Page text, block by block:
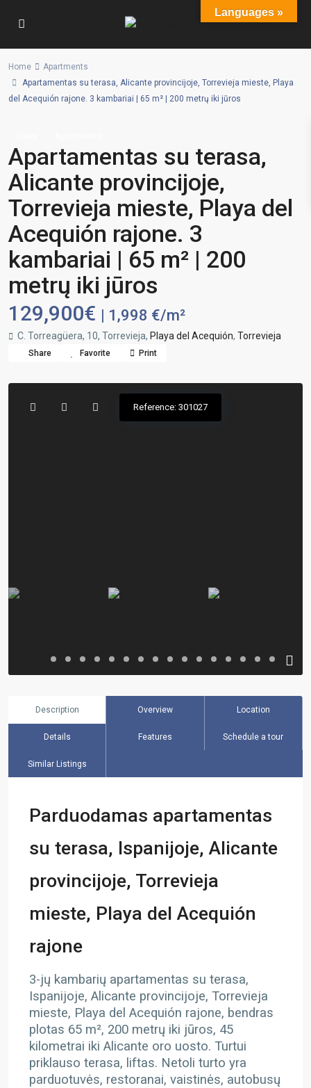
Home
Apartments
Apartamentas su terasa, Alicante provincijoje, Torrevieja mieste, Playa
del Acequión rajone. 3 kambariai | 65 m² | 200 metrų iki jūros
Apartamentas su terasa,
Alicante provincijoje,
Torrevieja mieste, Playa del
Acequión rajone. 3
kambariai | 65 m² | 200
metrų iki jūros
129,900€ | 1,998 €/m²
C. Torreagüera, 10, Torrevieja, Playa del Acequión, Torrevieja
Share Favorite Print
Reference: 301027
Description Overview Location
Details Features Schedule a tour
Similar Listings
Parduodamas apartamentas
su terasa, Ispanijoje, Alicante
provincijoje, Torrevieja
mieste, Playa del Acequión
rajone
3-jų kambarių apartamentas su terasa,
Ispanijoje, Alicante provincijoje, Torrevieja
mieste, Playa del Acequión rajone, bendras
plotas 65 m², 200 metrų iki jūros, 45
kilometrai iki Alicante oro uosto. Turtui
priklauso terasa, liftas. Netoli turto yra
parduotuvės, restoranai, vaistinės, autobusų
Languages »